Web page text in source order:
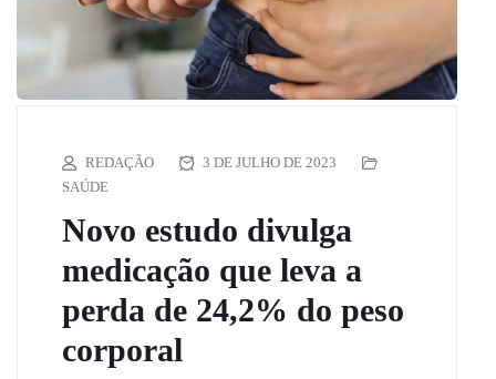
REDAÇÃO
3 DE JULHO DE 2023
SAÚDE
Novo estudo divulga
medicação que leva a
perda de 24,2% do peso
corporal